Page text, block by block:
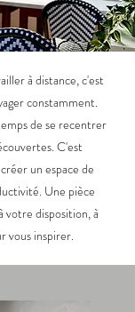
à distance, c'est
constamment.
de se recentrer
C'est
un espace de
Une pièce
votre disposition, à
vous inspirer.